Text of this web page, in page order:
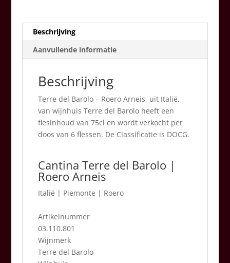
Beschrijving
Aanvullende informatie
Beschrijving
Terre del Barolo – Roero Arneis, uit Italië,
van wijnhuis Terre del Barolo heeft een
flesinhoud van 75cl en wordt verkocht per
doos van 6 flessen. De Classificatie is DOCG.
Cantina Terre del Barolo |
Roero Arneis
Italië | Piemonte | Roero
Artikelnummer
03.110.801
Wijnmerk
Terre del Barolo